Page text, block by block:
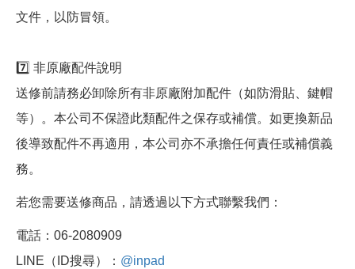
文件，以防冒領。
7️⃣ 非原廠配件說明
送修前請務必卸除所有非原廠附加配件（如防滑貼、鍵帽
等）。本公司不保證此類配件之保存或補償。如更換新品
後導致配件不再適用，本公司亦不承擔任何責任或補償義
務。
若您需要送修商品，請透過以下方式聯繫我們：
電話：06-2080909
LINE（ID搜尋）： @inpad